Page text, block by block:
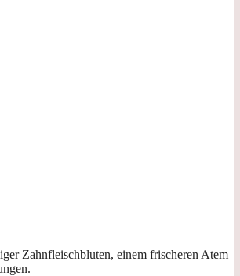
Zahnfleischbluten, einem frischeren Atem